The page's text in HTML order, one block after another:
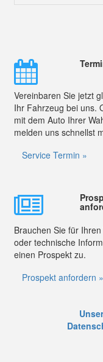
Vereinbaren Sie jetzt
Ihr Fahrzeug bei uns.
mit dem Auto Ihrer
melden uns schnellst
Service Termin »
Brauchen Sie für
oder technische
einen Prospekt zu.
Prospekt anfordern »